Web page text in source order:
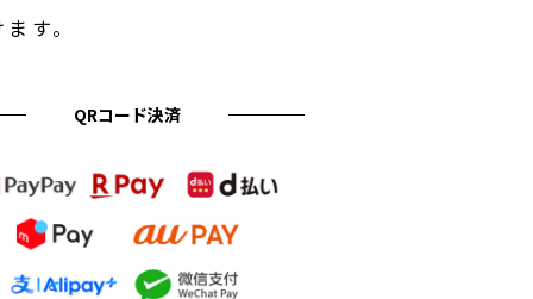
す。
QRコード決済